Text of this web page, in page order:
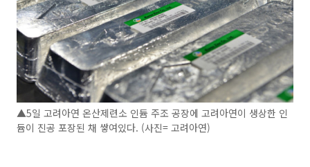
▲5일 고려아연 온산제련소 인듐 주조 공장에 고려아연이 생상한 인
듐이 진공 포장된 채 쌓여있다. (사진= 고려아연)